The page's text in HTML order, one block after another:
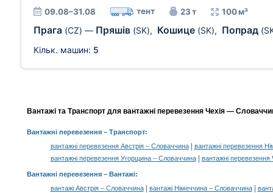
09.08–31.08 тент 23 т 100 м³
Прага (CZ) — Пряшів (SK), Кошице (SK), Попрад
Кільк. машин: 5
Вантажі та Транспорт для вантажні перевезення Чехія —
Вантажні перевезення– Транспорт:
вантажні перевезення Австрія – Словаччина|
вантажні перевезення
вантажні перевезення Угорщина – Словаччина| вантажні перевезення
Вантажні перевезення – Вантажі:
вантажі Австрія – Словаччина| вантажі Німеччина – Словаччина|